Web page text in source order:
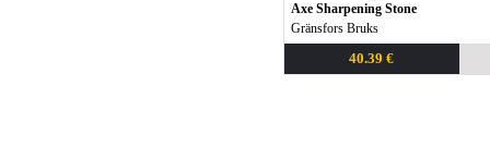
Axe Sharpening Stone
Gränsfors Bruks
40.39 €